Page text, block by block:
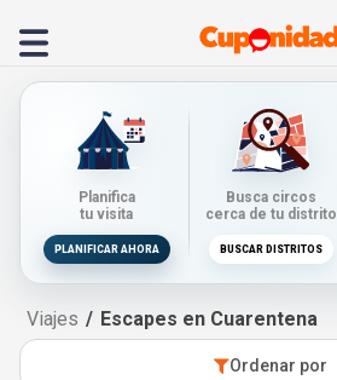
Planifica
tu visita
PLANIFICAR AHORA
Busca circos
cerca de tu distrito
BUSCAR DISTRITOS
Viajes Escapes en Cuarentena
Ordenar por